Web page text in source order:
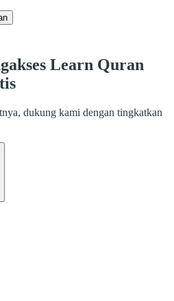
Learn Quran
dukung kami dengan tingkatkan